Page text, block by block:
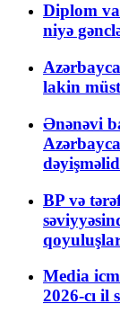
Diplom
niyə
lakin
Ənənəvi
BP və
Media
2026-cı il